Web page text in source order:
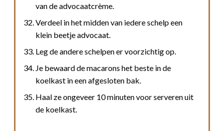
van de advocaatcrème.
Verdeel in het midden van iedere schelp een
klein beetje advocaat.
Leg de andere schelpen er voorzichtig op.
Je bewaard de macarons het beste in de
koelkast in een afgesloten bak.
Haal ze ongeveer 10 minuten voor serveren uit
de koelkast.